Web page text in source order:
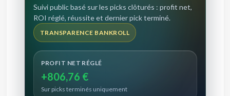
Suivi public basé sur les picks clôturés : profit net,
ROI réglé, réussite et dernier pick terminé.
TRANSPARENCE BANKROLL
PROFIT NET RÉGLÉ
+806,76 €
Sur picks terminés uniquement